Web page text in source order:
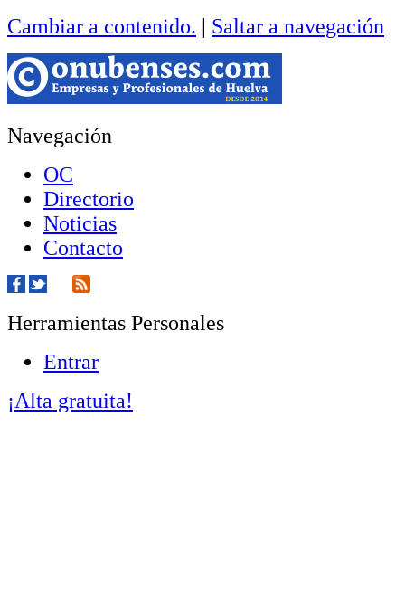
Cambiar a contenido. | Saltar a navegación
Navegación
OC
Directorio
Noticias
Contacto
Herramientas Personales
Entrar
¡Alta gratuita!